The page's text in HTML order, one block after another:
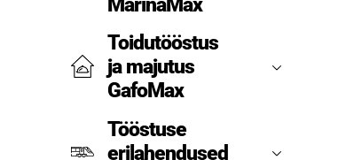
Toidutööstus
ja majutus
GafoMax
Tööstuse
erilahendused